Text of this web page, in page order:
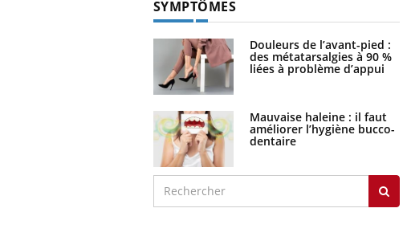
SYMPTÔMES
Douleurs de l’avant-pied :
des métatarsalgies à 90 %
liées à problème d’appui
Mauvaise haleine : il faut
améliorer l’hygiène bucco-
dentaire